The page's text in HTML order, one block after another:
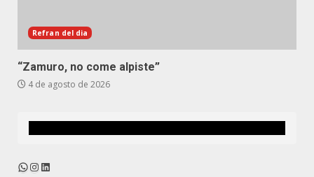
Refran del dia
“Zamuro, no come alpiste”
4 de agosto de 2026
WhatsApp
Instagram
LinkedIn